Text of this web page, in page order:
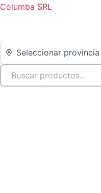
Ir
Columba SRL